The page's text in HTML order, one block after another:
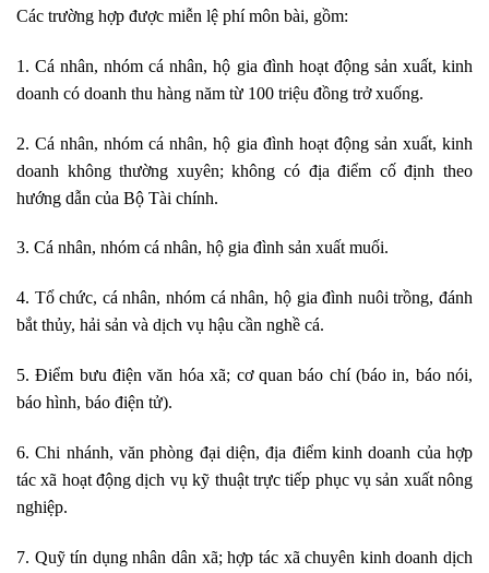
Các trường hợp được miễn lệ phí môn bài, gồm:
1. Cá nhân, nhóm cá nhân, hộ gia đình hoạt động sản xuất, kinh
doanh có doanh thu hàng năm từ 100 triệu đồng trở xuống.
2. Cá nhân,nhóm cá nhân, hộ gia đình hoạt động sản xuất, kinh
doanh không thường xuyên; không có địa điểm cố định theo
hướng dẫn của Bộ Tài chính.
3. Cá nhân, nhóm cá nhân, hộ gia đình sản xuất muối.
4. Tổ chức, cá nhân, nhóm cá nhân, hộ gia đình nuôi trồng, đánh
bắt thủy, hải sản và dịch vụ hậu cần nghề cá.
5. Điểm bưu điện văn hóa xã; cơ quan báo chí (báo in, báo nói,
báo hình, báo điện tử).
6. Chi nhánh, văn phòng đại diện, địa điểm kinh doanh của hợp
tác xã hoạt động dịch vụ kỹ thuật trực tiếp phục vụ sản xuất nông
nghiệp.
7. Quỹ tín dụng nhân dân xã; hợp tác xã chuyên kinh doanh dịch